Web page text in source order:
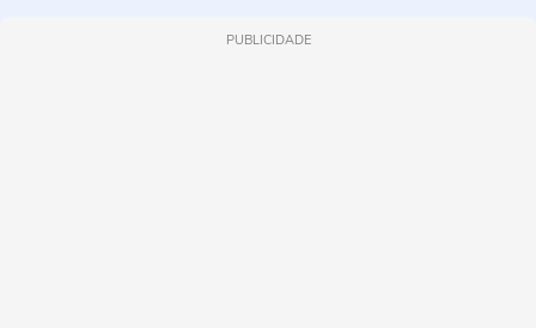
PUBLICIDADE